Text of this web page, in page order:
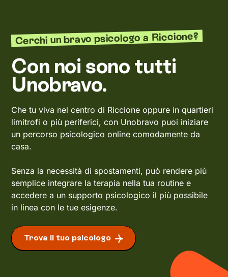
Cerchi un bravo psicologo a Riccione?
Con noi sono tutti
Unobravo.
Che tu viva nel centro di Riccione oppure in quartieri
limitrofi o più periferici, con Unobravo puoi iniziare
un percorso psicologico online comodamente da
casa.
Senza la necessità di spostamenti, può rendere più
semplice integrare la terapia nella tua routine e
accedere a un supporto psicologico il più possibile
in linea con le tue esigenze.
Trova il tuo psicologo